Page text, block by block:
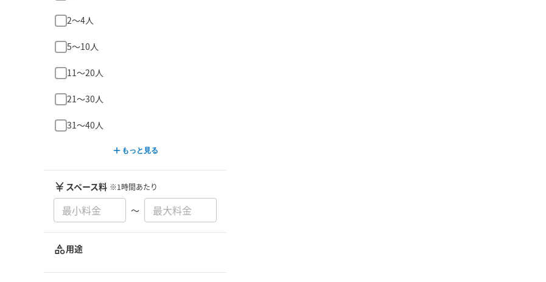
2〜4人
5〜10人
11〜20人
21〜30人
31〜40人
もっと見る
スペース料 ※1時間あたり
〜
用途